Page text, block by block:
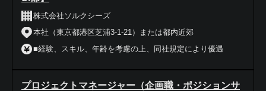
株式会社ソルクシーズ
本社（東京都港区芝浦3-1-21）または都内近郊
■経験、スキル、年齢を考慮の上、同社規定により優遇
プロジェクトマネージャー（企画職・ポジションサ